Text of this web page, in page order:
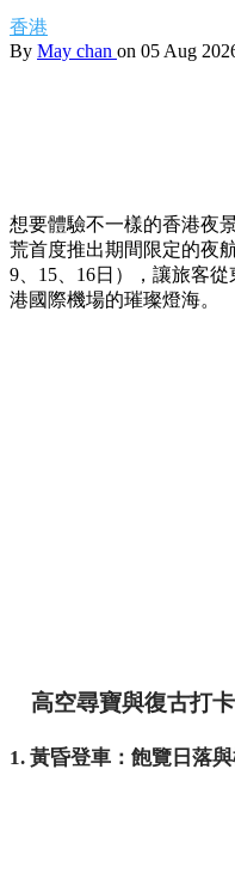
香港
By May chan on 05 Aug
想要體驗不一樣的香港夜
荒首度推出期間限定的夜
9、15、16日），讓旅客
港國際機場的璀璨燈海。
高空尋寶與復古打
1. 黃昏登車：飽覽日落